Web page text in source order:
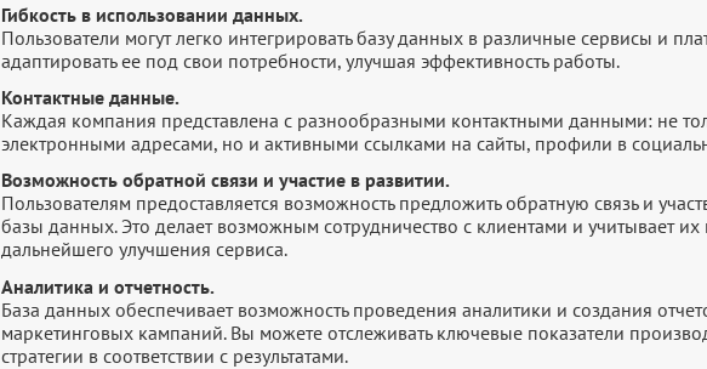
Гибкость в использовании данных.
Пользователи могут легко интегрировать базу данных в различные сервисы и
адаптировать ее под свои потребности, улучшая эффективность работы.
Контактные данные.
Каждая компания представлена с разнообразными контактными данными: не
электронными адресами, но и активными ссылками на сайты, профили в
Возможность обратной связи и участие в развитии.
Пользователям предоставляется возможность предложить обратную связь и
базы данных. Это делает возможным сотрудничество с клиентами и учитывает их
дальнейшего улучшения сервиса.
Аналитика и отчетность.
База данных обеспечивает возможность проведения аналитики и создания
маркетинговых кампаний. Вы можете отслеживать ключевые показатели
стратегии в соответствии с результатами.